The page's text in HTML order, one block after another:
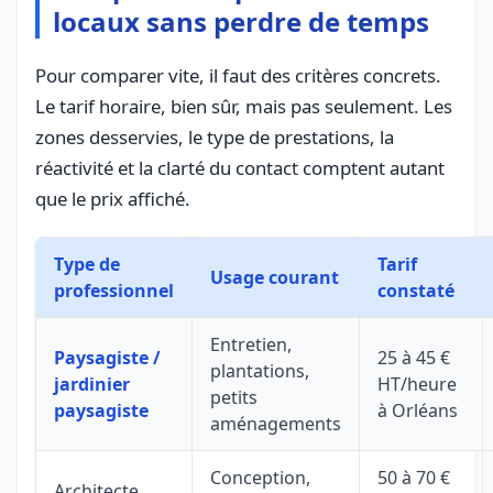
locaux sans perdre de temps
Pour comparer vite, il faut des critères concrets.
Le tarif horaire, bien sûr, mais pas seulement. Les
zones desservies, le type de prestations, la
réactivité et la clarté du contact comptent autant
que le prix affiché.
Type de
professionnel
Usage courant
Tarif
constaté
Paysagiste /
jardinier
paysagiste
Entretien,
plantations,
petits
aménagements
25 à 45 €
HT/heure
à Orléans
Conception,
50 à 70 €